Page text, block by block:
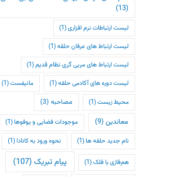
(13)
لیست ارتباطات نرم افزاری(1)
لیست ارتباط های عرفان حلقه(1)
لیست ارتباط های مربی گری نظام قدیم(1)
لیست دوره های آکادمی حلقه(1) مانیفست(1)
محیط زیست(1) مصاحبه(3)
معاندین (9) موجودات فضایی و یوفوها (1)
نام جدید حلقه ها (1) نحوه ورود به کانادا (1)
هم‌فازی با فلک(1) پیام تبریک(107)